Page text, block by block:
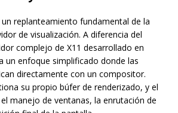
replanteamiento fundamental de la
de visualización. A diferencia del
complejo de X11 desarrollado en
un enfoque simplificado donde las
directamente con un compositor.
su propio búfer de renderizado, y el
manejo de ventanas, la enrutación de